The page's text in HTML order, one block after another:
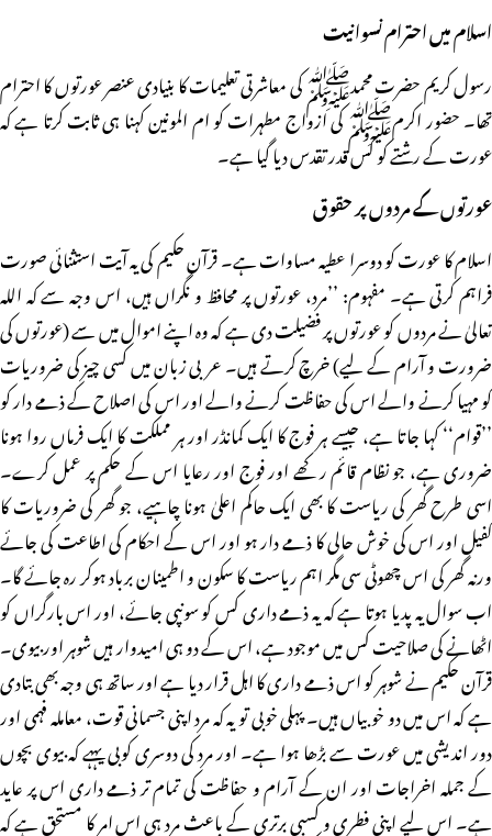
اسلام میں احترام نسوانیت
رسول کریم حضرت محمدﷺ کی معاشرتی تعلیمات کا بنیادی عنصر عورتوں کا احترام
تھا۔ حضور اکرمﷺ کی ازواج مطہرات کو ام المونین کہنا ہی ثابت کرتا ہے کہ
عورت کے رشتے کو کس قدر تقدس دیا گیا ہے۔
عورتوں کے مردوں پر حقوق
اسلام کا عورت کو دوسرا عطیہ مساوات ہے۔ قرآن حکیم کی یہ آیت استثنائی صورت
فراہم کرتی ہے۔ مفہوم: ’’مرد، عورتوں پر محافظ و نگراں ہیں، اس وجہ سے کہ اللہ
تعالیٰ نے مردوں کو عورتوں پر فضیلت دی ہے کہ وہ اپنے اموال میں سے (عورتوں کی
ضرورت و آرام کے لیے) خرچ کرتے ہیں۔ عربی زبان میں کسی چیز کی ضروریات
کو مہیا کرنے والے اس کی حفاظت کرنے والے اور اس کی اصلاح کے ذمے دار کو
’’قوام‘‘ کہا جاتا ہے، جیسے ہر فوج کا ایک کمانڈر اور ہر مملکت کا ایک فرماں روا ہونا
ضروری ہے، جو نظام قائم رکھے اور فوج اور رعایا اس کے حکم پر عمل کرے۔
اسی طرح گھر کی ریاست کا بھی ایک حاکم اعلیٰ ہونا چاہیے، جو گھر کی ضروریات کا
کفیل اور اس کی خوش حالی کا ذمے دار ہو اور اس کے احکام کی اطاعت کی جائے
ورنہ گھر کی اس چھوٹی سی مگر اہم ریاست کا سکون و اطمینان برباد ہوکر رہ جائے گا۔
اب سوال یہ پدیا ہوتا ہے کہ یہ ذمے داری کس کو سونپی جائے، اور اس بارگراں کو
اٹھانے کی صلاحیت کس میں موجود ہے، اس کے دو ہی امیدوار ہیں شوہر اور بیوی۔
قرآن حکیم نے شوہر کو اس ذمے داری کا اہل قرار دیا ہے اور ساتھ ہی وجہ بھی بتادی
ہے کہ اس میں دو خوبیاں ہیں۔ پہلی خوبی تو یہ کہ مرد اپنی جسمانی قوت، معاملہ فہمی اور
دور اندیشی میں عورت سے بڑھا ہوا ہے۔ اور مرد کی دوسری کوبی یہہے کہ بیوی بچوں
کے جملہ اخراجات اور ان کے آرام و حفاظت کی تمام تر ذمے داری اس پر عاید
ہے۔ اس لیے اپنی فطری و کسبی برتری کے باعث مرد ہی اس امر کا مستحق ہے کہ